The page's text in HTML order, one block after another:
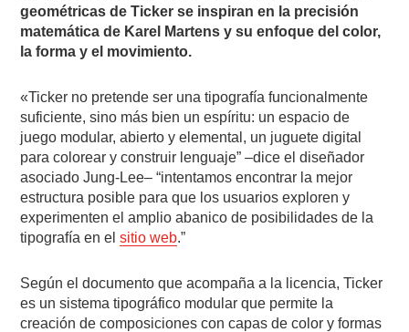
geométricas de Ticker se inspiran en la precisión
matemática de Karel Martens y su enfoque del color,
la forma y el movimiento.
«Ticker no pretende ser una tipografía funcionalmente
suficiente, sino más bien un espíritu: un espacio de
juego modular, abierto y elemental, un juguete digital
para colorear y construir lenguaje” –dice el diseñador
asociado Jung-Lee– “intentamos encontrar la mejor
estructura posible para que los usuarios exploren y
experimenten el amplio abanico de posibilidades de la
tipografía en elsitio web.”
Según el documento que acompaña a la licencia, Ticker
es un sistema tipográfico modular que permite la
creación de composiciones con capas de color y formas